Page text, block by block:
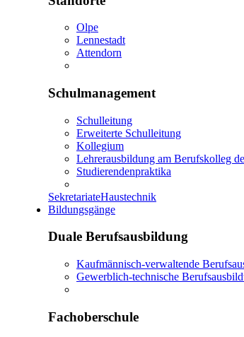
Olpe
Lennestadt
Attendorn
Schulmanagement
Schulleitung
Erweiterte Schulleitung
Kollegium
Lehrerausbildung am Berufskolleg
Studierendenpraktika
SekretariateHaustechnik
Bildungsgänge
Duale Berufsausbildung
Kaufmännisch-verwaltende
Gewerblich-technische
Fachoberschule